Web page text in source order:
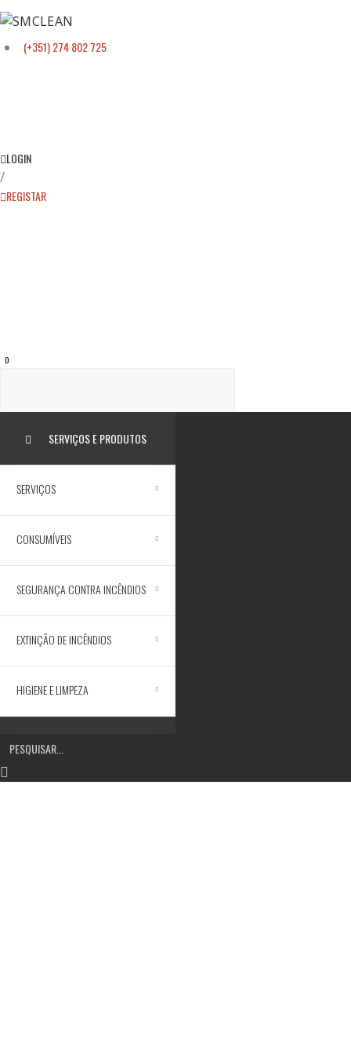
(+351) 274 802 725
LOGIN
/
REGISTAR
0
SERVIÇOS E PRODUTOS
SERVIÇOS
CONSUMÍVEIS
SEGURANÇA CONTRA INCÊNDIOS
EXTINÇÃO DE INCÊNDIOS
HIGIENE E LIMPEZA